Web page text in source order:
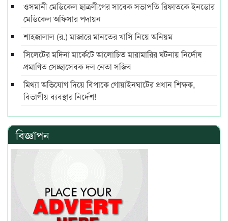
ওসমানী মেডিকেল ছাত্রলীগের সাবেক সভাপতি রিফাতকে ইনডোর
মেডিকেল অফিসার পদায়ন
শাহজালাল (র.) মাজারে মানতের খাসি নিয়ে অনিয়ম
সিলেটের মদিনা মার্কেটে আলোচিত মারামারির ঘটনায় নির্দোষ
প্রমাণিত সেচ্ছাসেবক দল নেতা সজিব
মিথ্যা অভিযোগ দিয়ে বিপাকে গোয়াইনঘাটের প্রধান শিক্ষক,
বিভাগীয় ব্যবস্থার নির্দেশ!
বিজ্ঞাপন